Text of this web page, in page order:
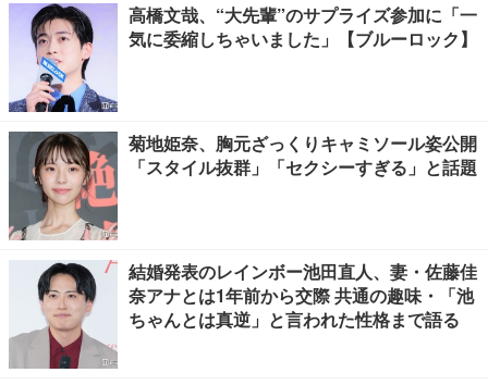
高橋文哉、“大先輩”のサプライズ参加に「一
気に委縮しちゃいました」【ブルーロック】
菊地姫奈、胸元ざっくりキャミソール姿公開
「スタイル抜群」「セクシーすぎる」と話題
結婚発表のレインボー池田直人、妻・佐藤佳
奈アナとは1年前から交際 共通の趣味・「池
ちゃんとは真逆」と言われた性格まで語る